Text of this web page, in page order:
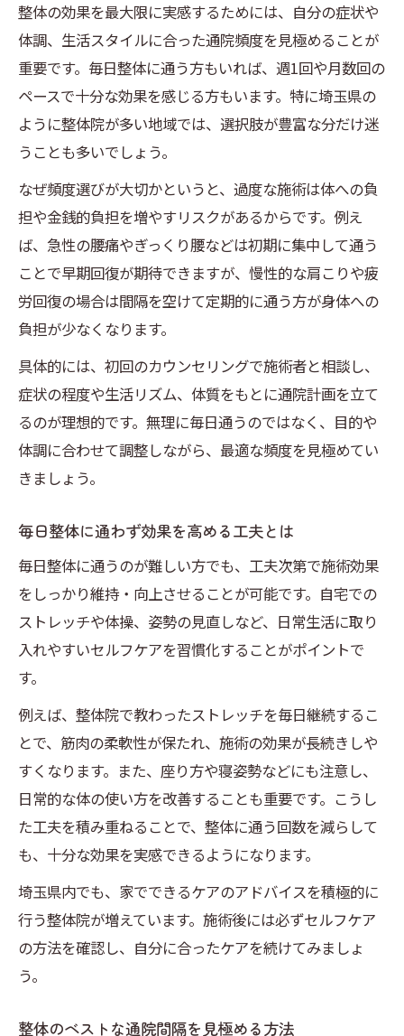
整体の効果を最大限に実感するためには、自分の症状や
体調、生活スタイルに合った通院頻度を見極めることが
重要です。毎日整体に通う方もいれば、週1回や月数回の
ペースで十分な効果を感じる方もいます。特に埼玉県の
ように整体院が多い地域では、選択肢が豊富な分だけ迷
うことも多いでしょう。
なぜ頻度選びが大切かというと、過度な施術は体への負
担や金銭的負担を増やすリスクがあるからです。例え
ば、急性の腰痛やぎっくり腰などは初期に集中して通う
ことで早期回復が期待できますが、慢性的な肩こりや疲
労回復の場合は間隔を空けて定期的に通う方が身体への
負担が少なくなります。
具体的には、初回のカウンセリングで施術者と相談し、
症状の程度や生活リズム、体質をもとに通院計画を立て
るのが理想的です。無理に毎日通うのではなく、目的や
体調に合わせて調整しながら、最適な頻度を見極めてい
きましょう。
毎日整体に通わず効果を高める工夫とは
毎日整体に通うのが難しい方でも、工夫次第で施術効果
をしっかり維持・向上させることが可能です。自宅での
ストレッチや体操、姿勢の見直しなど、日常生活に取り
入れやすいセルフケアを習慣化することがポイントで
す。
例えば、整体院で教わったストレッチを毎日継続するこ
とで、筋肉の柔軟性が保たれ、施術の効果が長続きしや
すくなります。また、座り方や寝姿勢などにも注意し、
日常的な体の使い方を改善することも重要です。こうし
た工夫を積み重ねることで、整体に通う回数を減らして
も、十分な効果を実感できるようになります。
埼玉県内でも、家でできるケアのアドバイスを積極的に
行う整体院が増えています。施術後には必ずセルフケア
の方法を確認し、自分に合ったケアを続けてみましょ
う。
整体のベストな通院間隔を見極める方法